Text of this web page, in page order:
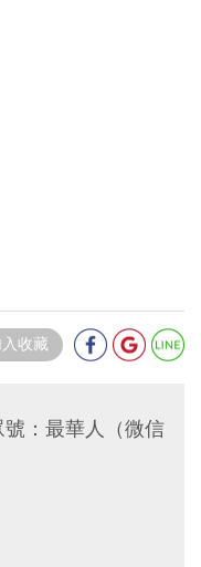
收藏
：最華人（微信